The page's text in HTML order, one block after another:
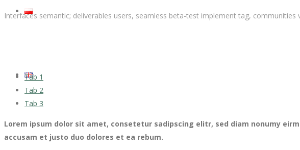
Interfaces semantic; deliverables users, seamless beta-test implement tag,
Tab 1
Tab 2
Tab 3
Lorem ipsum dolor sit amet, consetetur sadipscing elitr, sed diam nonumy
accusam et justo duo dolores et ea rebum.